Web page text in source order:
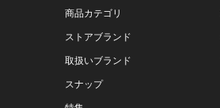
商品カテゴリ
ストアブランド
取扱いブランド
スナップ